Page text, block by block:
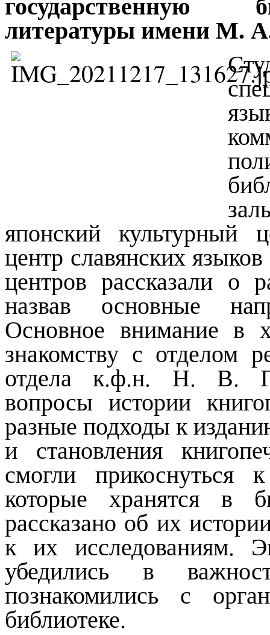
литературы имени М.
японский культурный
центр славянских
центров рассказали о
назвав основные
Основное внимание в
знакомству с отделом
отдела к.ф.н. Н. В.
вопросы истории
разные подходы к
и становления
смогли
которые хранятся в
рассказано об их
к их исследованиям.
убедились в
познакомились с
библиотеке.